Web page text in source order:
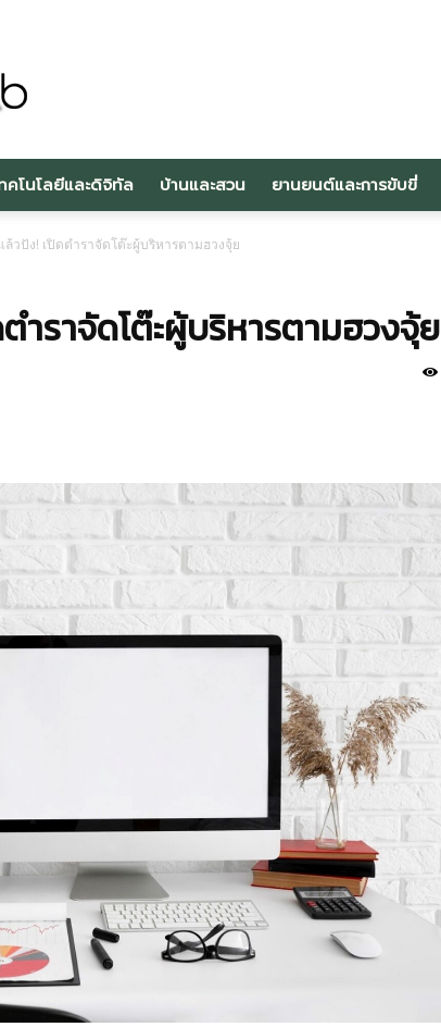
คโนโลยีและดิจิทัล บ้านและสวน ยานยนต์และการขับขี่
วปัง! เปิดตำราจัดโต๊ะผู้บริหารตามฮวงจุ้ย
ำราจัดโต๊ะผู้บริหารตามฮวงจุ้ย